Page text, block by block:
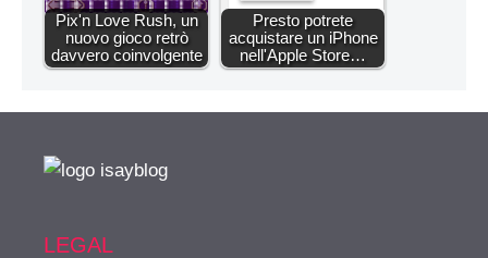
Pix'n Love Rush, un
nuovo gioco retrò
davvero coinvolgente
Presto potrete
acquistare un iPhone
nell'Apple Store…
LEGAL